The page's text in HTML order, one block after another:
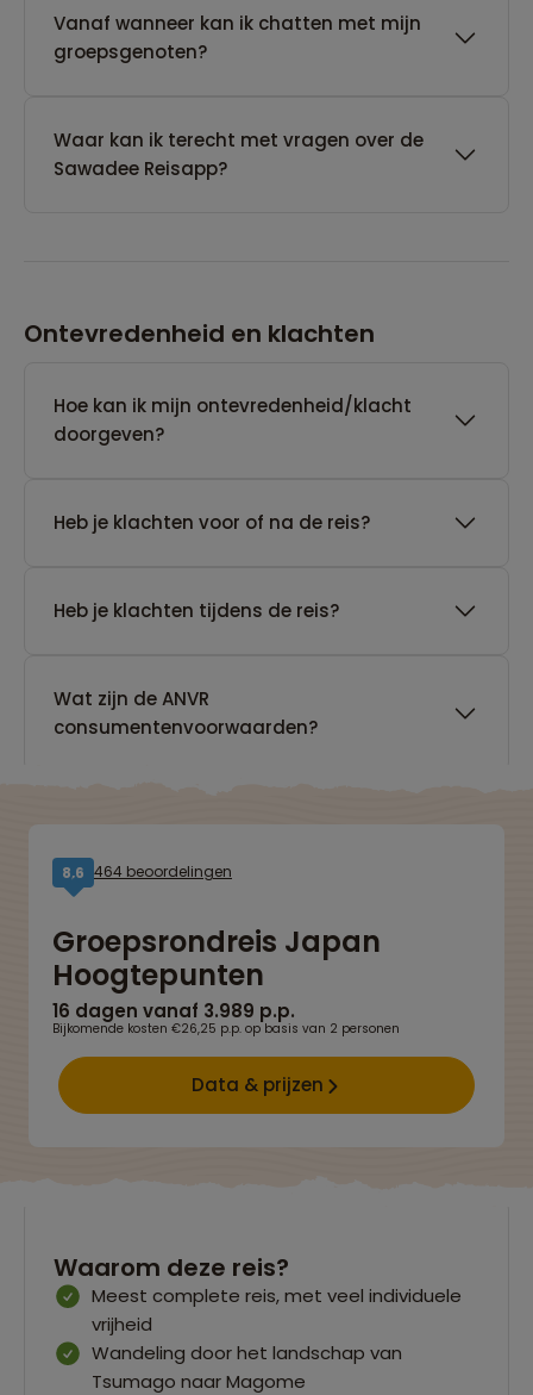
Vanaf wanneer kan ik chatten met mijn
groepsgenoten?
Waar kan ik terecht met vragen over de
Sawadee Reisapp?
Ontevredenheid en klachten
Hoe kan ik mijn ontevredenheid/klacht
doorgeven?
Heb je klachten voor of na de reis?
Heb je klachten tijdens de reis?
Wat zijn de ANVR
consumentenvoorwaarden?
8,6 464 beoordelingen
Groepsrondreis Japan
Hoogtepunten
16 dagen vanaf 3.989 p.p.
Bijkomende kosten €26,25 p.p. op basis van 2 personen
Data & prijzen
Waarom deze reis?
Meest complete reis, met veel individuele
vrijheid
Wandeling door het landschap van
Tsumago naar Magome